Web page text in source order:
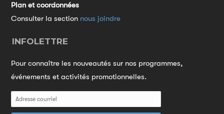
Plan et coordonnées
Consulter la section nous joindre
INFOLETTRE
Pour connaître les nouveautés sur nos programmes,
événements et activités promotionnelles.